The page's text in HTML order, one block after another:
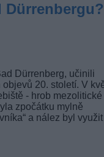
Dürrenbergu?
Dürrenberg, učinili
20. století. V
- hrob mezolitické
zpočátku mylně
a nález byl